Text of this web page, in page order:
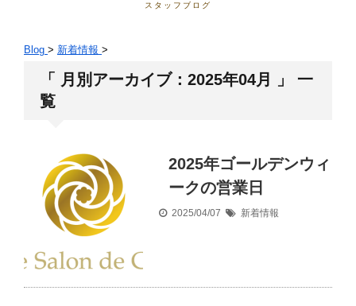
スタッフブログ
Blog > 新着情報 >
「 月別アーカイブ：2025年04月 」 一
覧
2025年ゴールデンウィ
ークの営業日
2025/04/07 新着情報